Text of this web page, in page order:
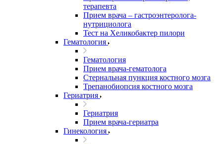
терапевта
Прием врача – гастроэнтеролога-
нутрициолога
Тест на Хеликобактер пилори
Гематология
Гематология
Прием врача-гематолога
Стернальная пункция костного мозга
Трепанобиопсия костного мозга
Гериатрия
Гериатрия
Прием врача-гериатра
Гинекология